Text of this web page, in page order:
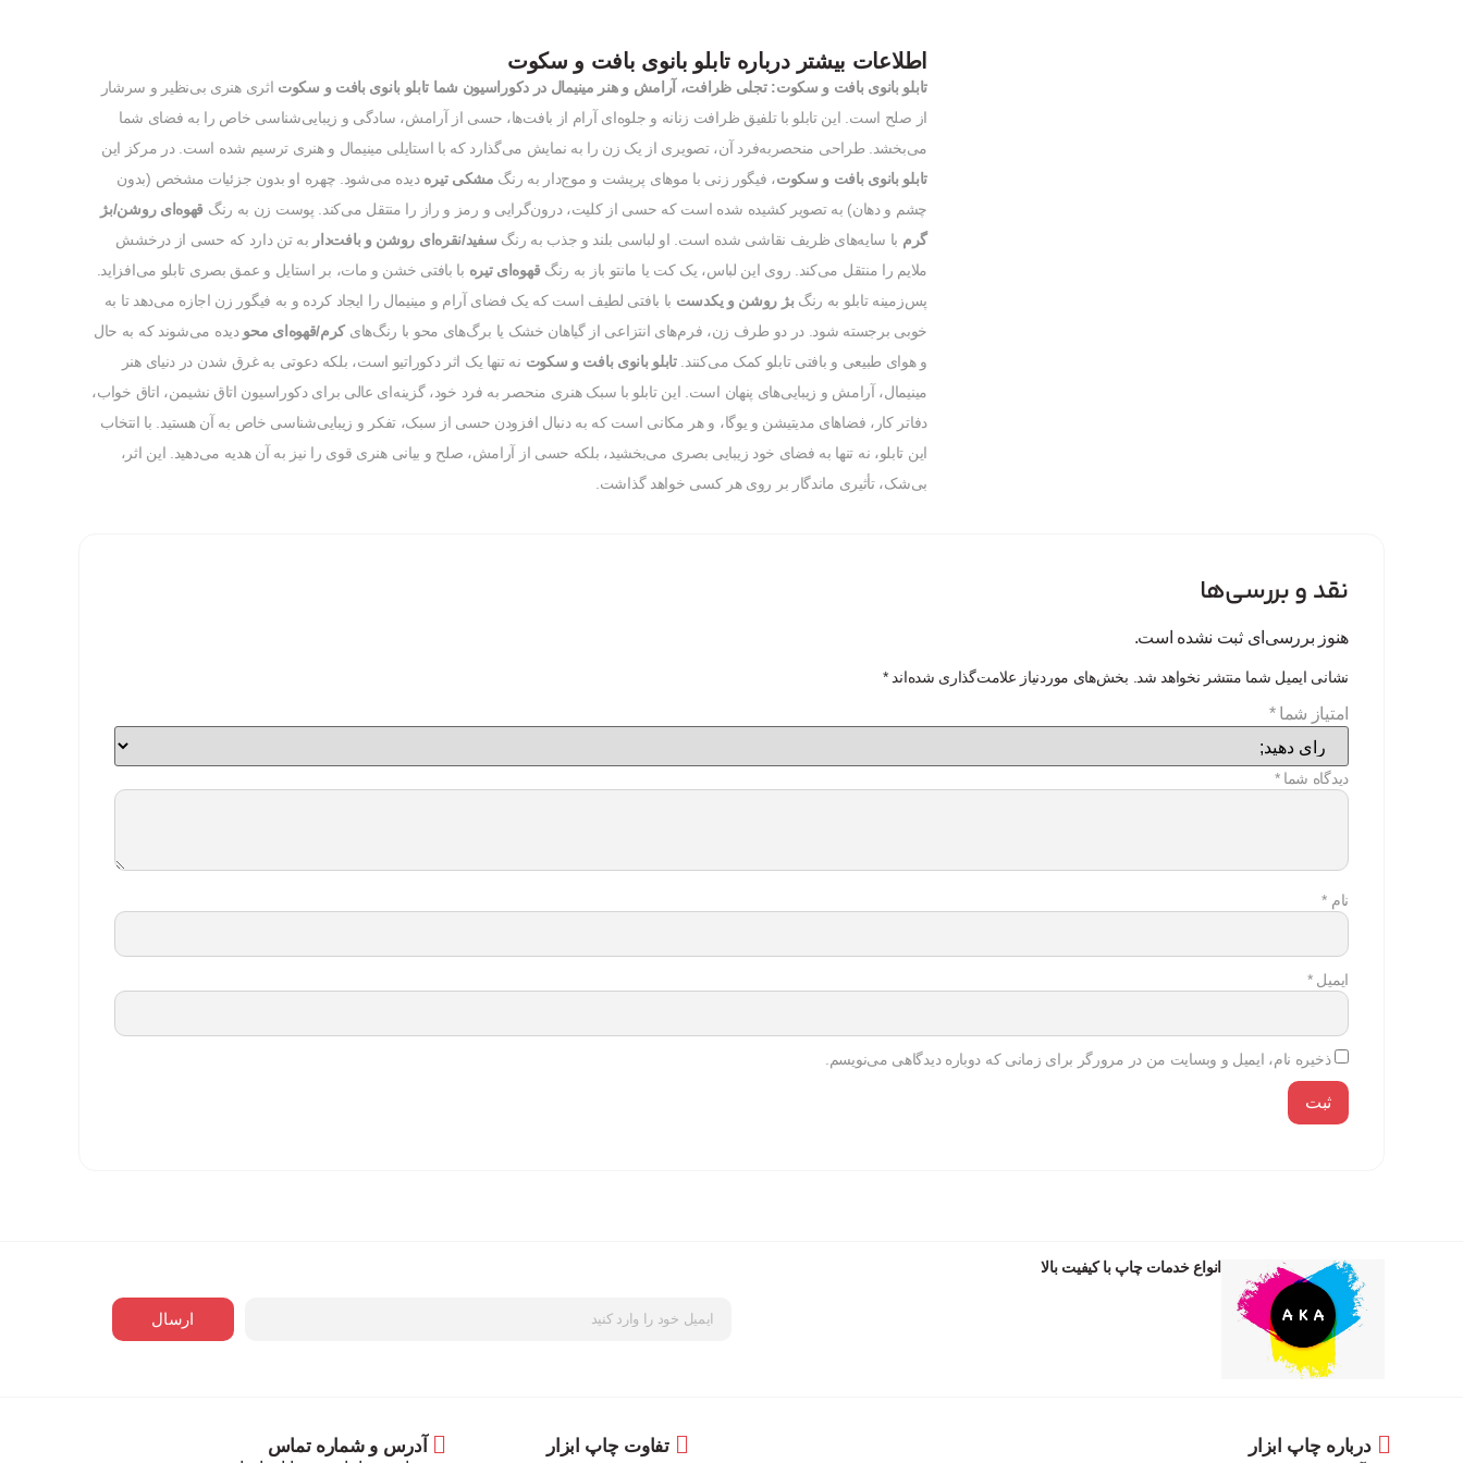
اطلاعات بیشتر درباره تابلو بانوی بافت و سکوت
تابلو بانوی بافت و سکوت: تجلی ظرافت، آرامش و هنر مینیمال در دکوراسیون شما تابلو بانوی بافت و سکوت اثری هنری بی‌نظیر و سرشار
از صلح است. این تابلو با تلفیق ظرافت زنانه و جلوه‌ای آرام از بافت‌ها، حسی از آرامش، سادگی و زیبایی‌شناسی خاص را به فضای شما
می‌بخشد. طراحی منحصربه‌فرد آن، تصویری از یک زن را به نمایش می‌گذارد که با استایلی مینیمال و هنری ترسیم شده است. در مرکز این
تابلو بانوی بافت و سکوت، فیگور زنی با موهای پرپشت و موج‌دار به رنگ مشکی تیره دیده می‌شود. چهره او بدون جزئیات مشخص (بدون
چشم و دهان) به تصویر کشیده شده است که حسی از کلیت، درون‌گرایی و رمز و راز را منتقل می‌کند. پوست زن به رنگ قهوه‌ای روشن/بژ
گرم با سایه‌های ظریف نقاشی شده است. او لباسی بلند و جذب به رنگ سفید/نقره‌ای روشن و بافت‌دار به تن دارد که حسی از درخشش
ملایم را منتقل می‌کند. روی این لباس، یک کت یا مانتو باز به رنگقهوه‌ای تیره با بافتی خشن و مات، بر استایل و عمق بصری تابلو می‌افزاید.
پس‌زمینه تابلو به رنگبژ روشن و یکدست با بافتی لطیف است که یک فضای آرام و مینیمال را ایجاد کرده و به فیگور زن اجازه می‌دهد تا به
خوبی برجسته شود. در دو طرف زن، فرم‌های انتزاعی از گیاهان خشک یا برگ‌های محو با رنگ‌هایکرم/قهوه‌ای محو دیده می‌شوند که به حال
و هوای طبیعی و بافتی تابلو کمک می‌کنند.تابلو بانوی بافت و سکوت نه تنها یک اثر دکوراتیو است، بلکه دعوتی به غرق شدن در دنیای هنر
مینیمال، آرامش و زیبایی‌های پنهان است. این تابلو با سبک هنری منحصر به فرد خود، گزینه‌ای عالی برای دکوراسیون اتاق نشیمن، اتاق خواب،
دفاتر کار، فضاهای مدیتیشن و یوگا، و هر مکانی است که به دنبال افزودن حسی از سبک، تفکر و زیبایی‌شناسی خاص به آن هستید. با انتخاب
این تابلو، نه تنها به فضای خود زیبایی بصری می‌بخشید، بلکه حسی از آرامش، صلح و بیانی هنری قوی را نیز به آن هدیه می‌دهید. این اثر،
بی‌شک، تأثیری ماندگار بر روی هر کسی خواهد گذاشت.
نقد و بررسی‌ها
هنوز بررسی‌ای ثبت نشده است.
نشانی ایمیل شما منتشر نخواهد شد. بخش‌های موردنیاز علامت‌گذاری شده‌اند*
امتیاز شما*
دیدگاه شما*
نام *
ایمیل*
ذخیره نام، ایمیل و وبسایت من در مرورگر برای زمانی که دوباره دیدگاهی می‌نویسم.
انواع خدمات چاپ با کیفیت بالا
ارسال
درباره چاپ ابزار تفاوت چاپ ابزار آدرس و شماره تماس